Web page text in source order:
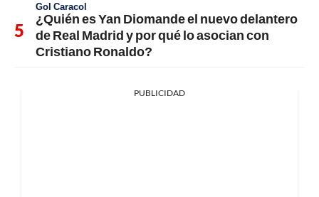
Gol Caracol
¿Quién es Yan Diomande el nuevo delantero
de Real Madrid y por qué lo asocian con
Cristiano Ronaldo?
PUBLICIDAD